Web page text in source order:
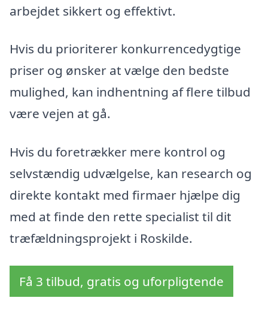
arbejdet sikkert og effektivt.
Hvis du prioriterer konkurrencedygtige
priser og ønsker at vælge den bedste
mulighed, kan indhentning af flere tilbud
være vejen at gå.
Hvis du foretrækker mere kontrol og
selvstændig udvælgelse, kan research og
direkte kontakt med firmaer hjælpe dig
med at finde den rette specialist til dit
træfældningsprojekt i Roskilde.
Få 3 tilbud, gratis og uforpligtende